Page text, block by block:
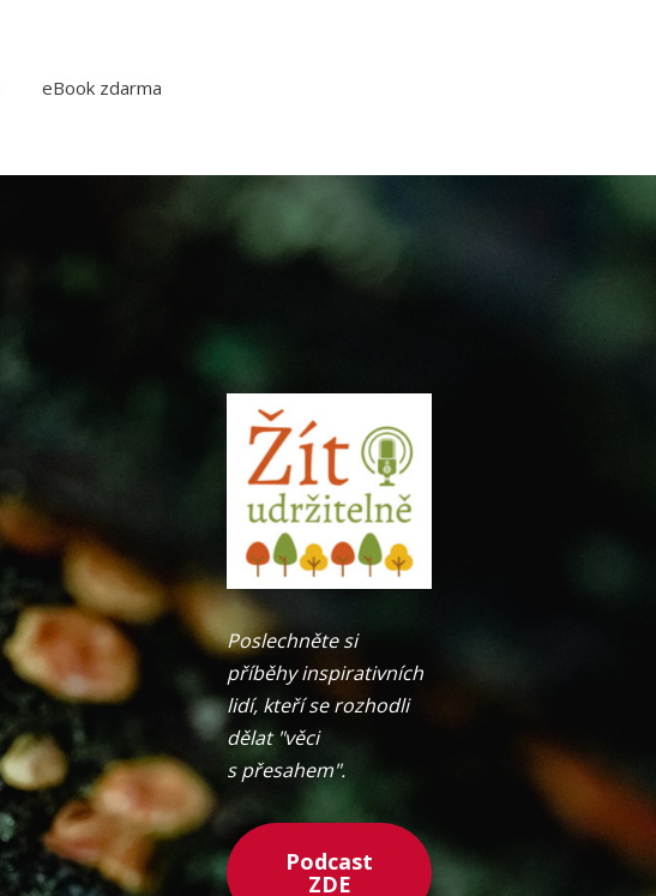
eBook zdarma
Poslechněte si
příběhy inspirativních
lidí, kteří se rozhodli
dělat "věci
s přesahem".
Podcast
ZDE